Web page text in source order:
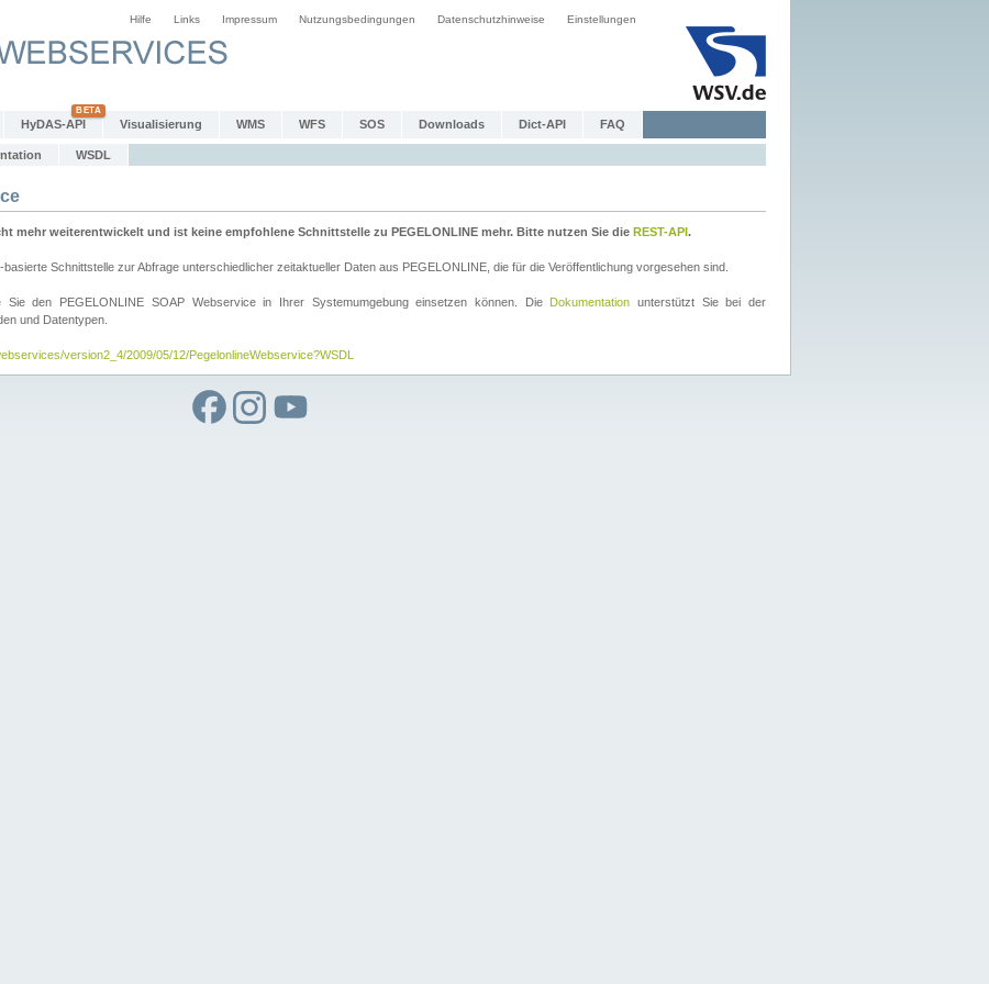
Hilfe Links Impressum Nutzungsbedingungen Datenschutzhinweise Einstellungen
HyDAS-API Visualisierung WMS WFS SOS Downloads Dict-API FAQ
WSDL
mehr weiterentwickelt und ist keine empfohlene Schnittstelle zu PEGELONLINE mehr. Bitte nutzen Sie die REST-API.
Schnittstelle zur Abfrage unterschiedlicher zeitaktueller Daten aus PEGELONLINE, die für die Veröffentlichung vorgesehen sind.
Sie den PEGELONLINE SOAP Webservice in Ihrer Systemumgebung einsetzen können. Die Dokumentation unterstützt Sie bei der
und Datentypen.
version2_4/2009/05/12/PegelonlineWebservice?WSDL